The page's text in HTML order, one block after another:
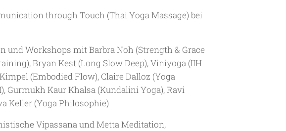
through Touch (Thai Yoga Massage) bei
und Workshops mit Barbra Noh (Strength & Grace
Bryan Kest (Long Slow Deep), Viniyoga (IIH
(Embodied Flow), Claire Dalloz (Yoga
Gurmukh Kaur Khalsa (Kundalini Yoga), Ravi
Keller (Yoga Philosophie)
Vipassana und Metta Meditation,